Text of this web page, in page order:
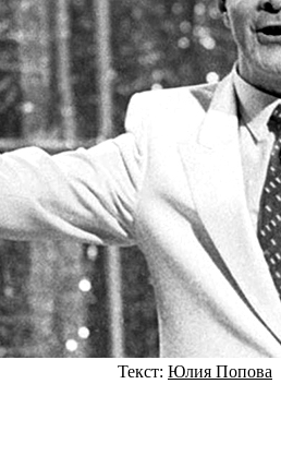
Текст: Юлия Попова